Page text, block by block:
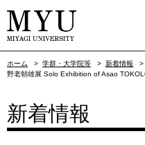
ホーム > 学群・大学院等 > 新着情報
>
野老朝雄展 Solo Exhibition of Asao
新着情報